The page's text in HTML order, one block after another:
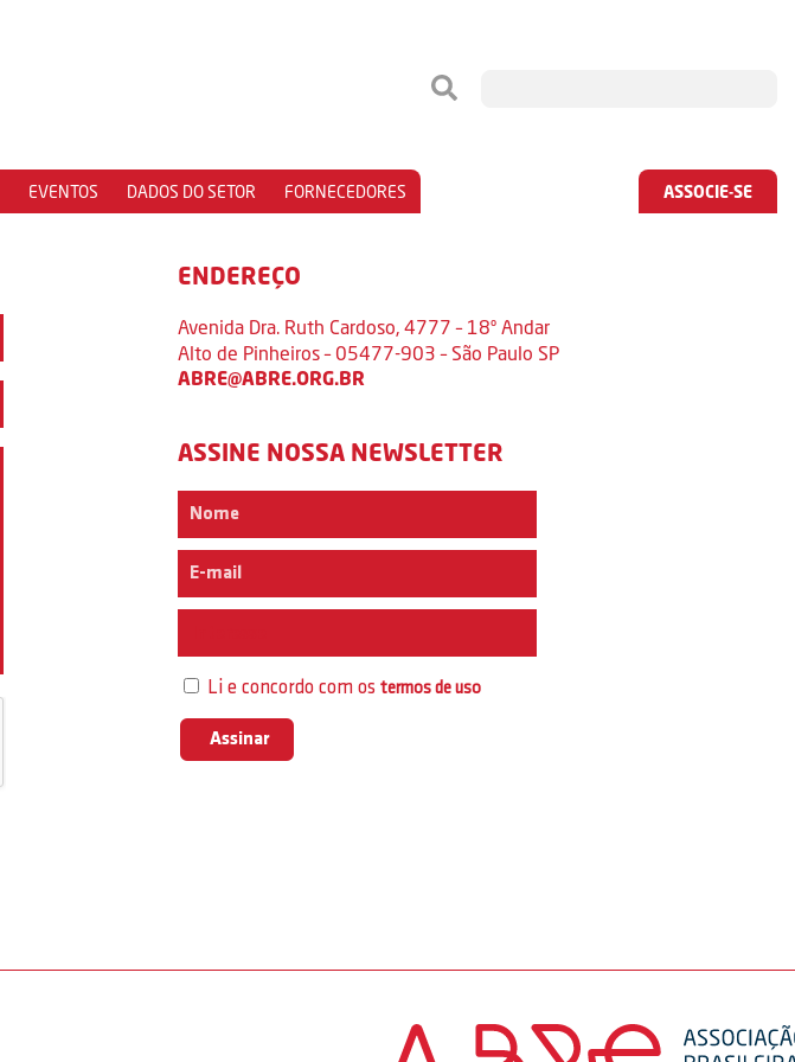
EVENTOS DADOS DO SETOR FORNECEDORES ASSOCIE-SE
ENDEREÇO
Avenida Dra. Ruth Cardoso, 4777 – 18º Andar
Alto de Pinheiros – 05477-903 – São Paulo SP
ABRE@ABRE.ORG.BR
ASSINE NOSSA NEWSLETTER
Li e concordo com ostermos de uso